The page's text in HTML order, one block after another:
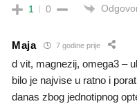
1 0
Maja 7 godine prije
d vit, magnezij, omega3 –
bilo je najvise u ratno i
danas zbog jednotipnog